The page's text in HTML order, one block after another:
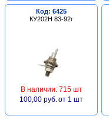
Код: 6425
КУ202Н 83-92г
В наличии: 715 шт
100,00 руб. от 1 шт